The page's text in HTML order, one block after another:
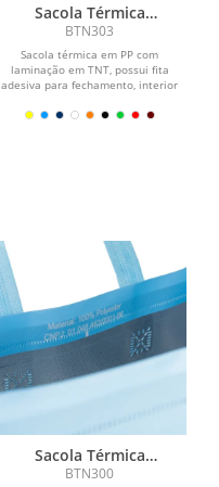
Sacola Térmica
(30x35,7cm)
BTN303
Sacola térmica em PP com
laminação em TNT, possui fita
adesiva para fechamento, interior
Sacola Térmica
(26x20,7cm)
BTN300